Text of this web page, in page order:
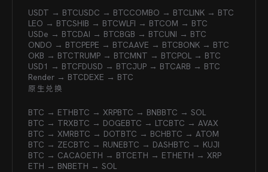
USDT → BTCUSDC → BTCCOMBO → BTCLINK → BTC
LEO → BTCSHIB → BTCWLFI → BTCOM → BTC
USDe → BTCDAI → BTCBGB → BTCUNI → BTC
ONDO → BTCPEPE → BTCAAVE → BTCBONK → BTC
OKB → BTCTRUMP → BTCMNT → BTCPOL → BTC
USD1 → BTCFDUSD → BTCJUP → BTCARB → BTC
Render → BTCDEXE → BTC
原生兑换
BTC → ETHBTC → XRPBTC → BNBBTC → SOL
BTC → TRXBTC → DOGEBTC → LTCBTC → AVAX
BTC → XMRBTC → DOTBTC → BCHBTC → ATOM
BTC → ZECBTC → RUNEBTC → DASHBTC → KUJI
BTC → CACAOETH → BTCETH → ETHETH → XRP
ETH → BNBETH → SOL